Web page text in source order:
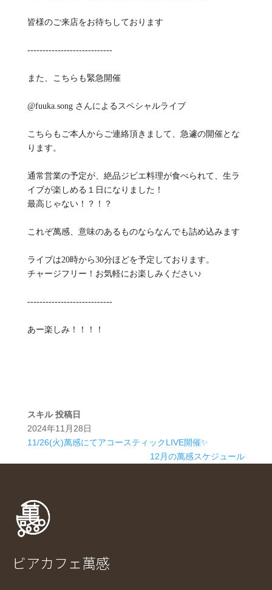
皆様のご来店をお待ちしております
----------------------------
また、こちらも緊急開催
@fuuka.song さんによるスペシャルライブ
こちらもご本人からご連絡頂きまして、急遽の開催とな
ります。
通常営業の予定が、絶品ジビエ料理が食べられて、生ラ
イブが楽しめる１日になりました！
最高じゃない！？！？
これぞ萬感、意味のあるものならなんでも詰め込みます
ライブは20時から30分ほどを予定しております。
チャージフリー！お気軽にお楽しみください♪
----------------------------
あー楽しみ！！！！
スキル 投稿日
2024年11月28日
11/26(火)萬感にてアコースティックLIVE開催✨
12月の萬感スケジュール
ビアカフェ萬感